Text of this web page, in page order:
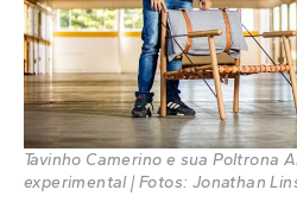
Tavinho Camerino e sua Poltrona
experimental | Fotos: Jonathan